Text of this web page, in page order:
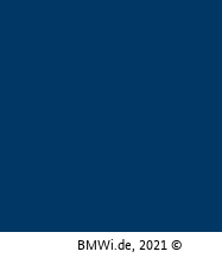
BMWi.de, 2021 ©